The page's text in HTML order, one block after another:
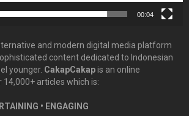
00:04
and modern digital media platform
content dedicated to Indonesian
younger. CakapCakapis an online
articles which is:
• ENGAGING